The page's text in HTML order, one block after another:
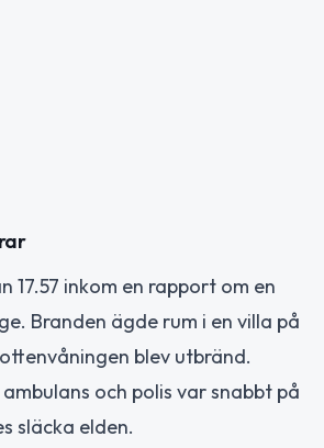
17.57 inkom en rapport om en
Branden ägde rum i en villa på
blev utbränd.
och polis var snabbt på
släcka elden.